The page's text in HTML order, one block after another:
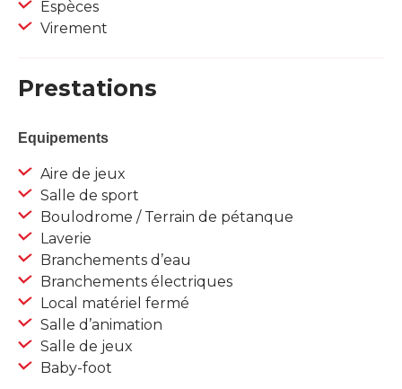
Espèces
Virement
Prestations
Equipements
Aire de jeux
Salle de sport
Boulodrome / Terrain de pétanque
Laverie
Branchements d’eau
Branchements électriques
Local matériel fermé
Salle d’animation
Salle de jeux
Baby-foot